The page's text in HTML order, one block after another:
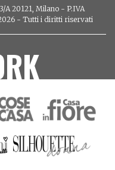
A 20121, Milano - P.IVA
- Tutti i diritti riservati